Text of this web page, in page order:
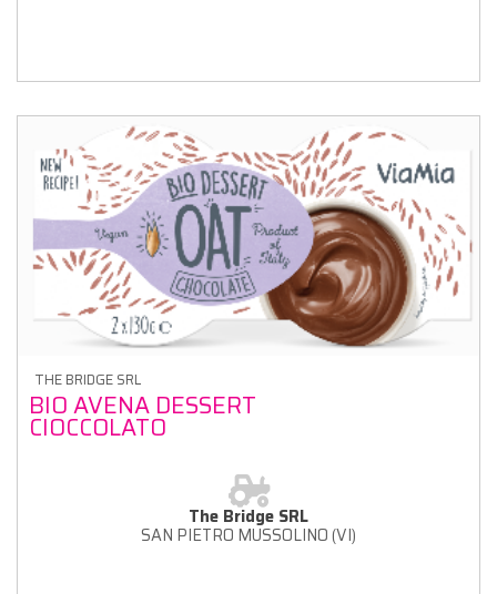
THE BRIDGE SRL
BIO AVENA DESSERT
CIOCCOLATO
The Bridge SRL
SAN PIETRO MUSSOLINO (VI)